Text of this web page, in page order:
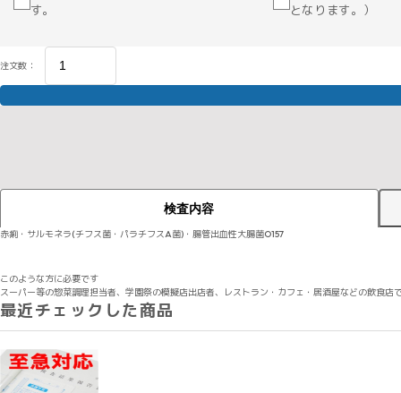
す。
となります。）
注文数：
検査内容
赤痢・サルモネラ(チフス菌・パラチフスA菌)・腸管出血性大腸菌O157
このような方に必要です
スーパー等の惣菜調理担当者、学園祭の模擬店出店者、レストラン・カフェ・居酒屋などの飲食
最近チェックした商品